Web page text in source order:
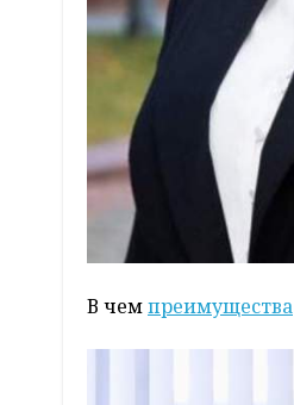
В чемпреимущества